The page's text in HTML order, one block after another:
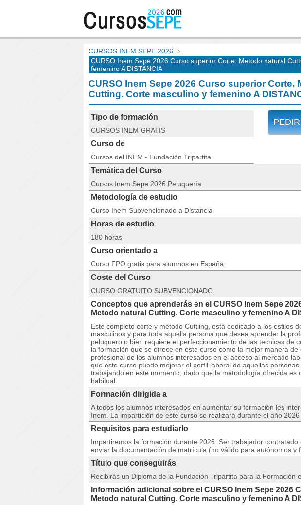
CURSOS INEM SEPE 2026
CURSO Inem Sepe 2026 Curso superior Corte. Metodo natural
femenino A DISTANCIA
CURSO Inem Sepe 2026 Curso superior Corte.
Cutting. Corte masculino y femenino A
Tipo de formación
CURSOS INEM GRATIS
Curso de
Cursos del INEM - Fundación Tripartita
Temática del Curso
Cursos Inem Sepe 2026 Peluquería
Metodología de estudio
Curso Inem Subvencionado a Distancia
Horas de estudio
180 horas
Curso orientado a
Curso FPO gratis para alumnos en España
Coste del Curso
CURSO GRATUITO SUBVENCIONADO
Conceptos que aprenderás en el CURSO Inem Sepe
Metodo natural Cutting. Corte masculino y femenino A
Este completo corte y método Cuttiing, está dedicado a los estilos
masculinos y para toda aquella persona que desea aprender la
peluquero o bien requiere el perfeccionamiento de las tecnicas de
la formación que se ofrece en este curso como la mejor manera de
profesional de los alumnos interesados en el acceso al mercado
que este curso puede mejorar el perfil laboral de aquellas
trabajando en este momento, dado que la metodología ofrecida es
habitual
Formación dirigida a
A todos los alumnos interesados en aumentar su formación les
Inem. La impartición de este curso se realizará durante el año 2026
Requisitos para estudiarlo
Impartiremos la formación durante 2026. Ser trabajador
enviar la documentación de matrícula (no válido para autónomos y
Título que conseguirás
Recibirás un Diploma de la Fundación Tripartita para la Formación
Información adicional sobre el CURSO Inem Sepe 2026
Metodo natural Cutting. Corte masculino y femenino A